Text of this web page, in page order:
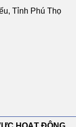
Tỉnh Phú Thọ